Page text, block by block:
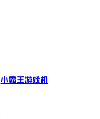
小霸王游戏机